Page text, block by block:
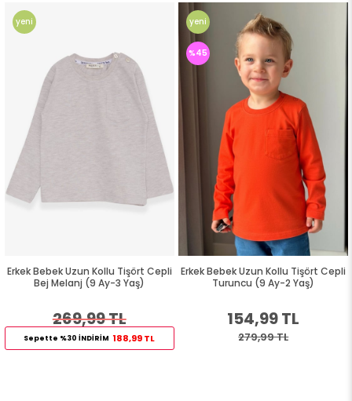
Erkek Bebek Uzun Kollu Tişört Cepli
Bej Melanj (9 Ay-3 Yaş)
269,99 TL
Sepette %30 İNDİRİM 188,99 TL
yeni
Erkek Bebek Uzun Kollu Tişört Cepli
Turuncu (9 Ay-2 Yaş)
154,99 TL
279,99 TL
%45
yeni
ürün